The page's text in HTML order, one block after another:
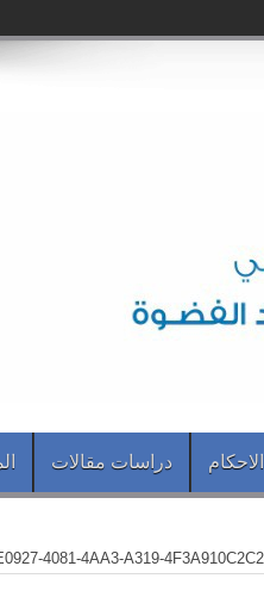
دراسات مقالات
4081-4AA3-A319-